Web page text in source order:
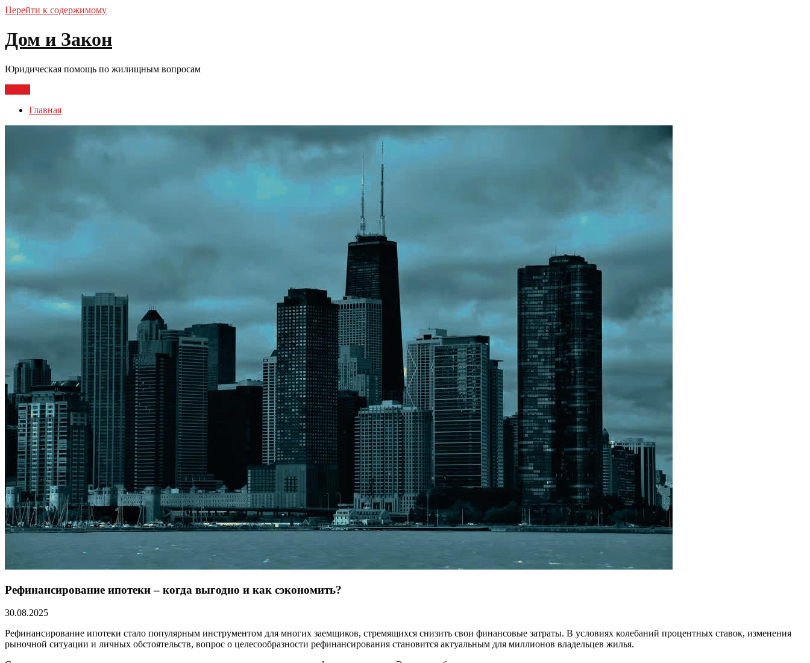
Перейти к содержимому
Дом и Закон
Юридическая помощь по жилищным вопросам
Главная
Рефинансирование ипотеки – когда выгодно и как сэкономить?
30.08.2025
Рефинансирование ипотеки стало популярным инструментом для многих заемщиков, стремящихся снизить свои финансовые затраты. В условиях колебаний процентных ставок, изменения
рыночной ситуации и личных обстоятельств, вопрос о целесообразности рефинансирования становится актуальным для миллионов владельцев жилья.